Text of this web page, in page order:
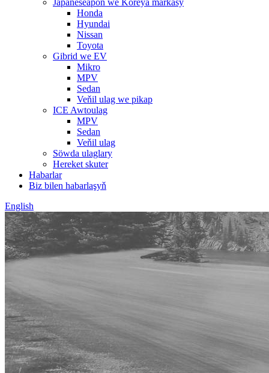
Japaneseapon we Koreýa markasy
Honda
Hyundai
Nissan
Toyota
Gibrid we EV
Mikro
MPV
Sedan
Veňil ulag we pikap
ICE Awtoulag
MPV
Sedan
Veňil ulag
Söwda ulaglary
Hereket skuter
Habarlar
Biz bilen habarlaşyň
English